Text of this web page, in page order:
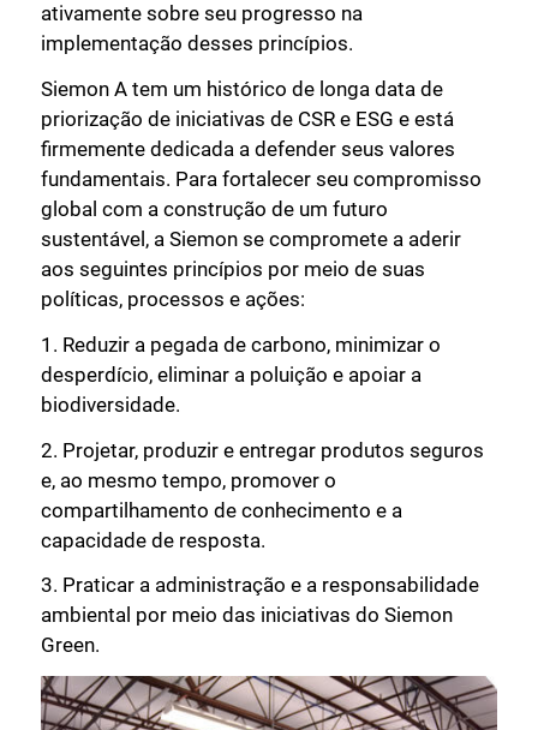
ativamente sobre seu progresso na
implementação desses princípios.
Siemon A tem um histórico de longa data de
priorização de iniciativas de CSR e ESG e está
firmemente dedicada a defender seus valores
fundamentais. Para fortalecer seu compromisso
global com a construção de um futuro
sustentável, a Siemon se compromete a aderir
aos seguintes princípios por meio de suas
políticas, processos e ações:
1. Reduzir a pegada de carbono, minimizar o
desperdício, eliminar a poluição e apoiar a
biodiversidade.
2. Projetar, produzir e entregar produtos seguros
e, ao mesmo tempo, promover o
compartilhamento de conhecimento e a
capacidade de resposta.
3. Praticar a administração e a responsabilidade
ambiental por meio das iniciativas do Siemon
Green.